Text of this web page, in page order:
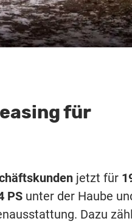
für
jetzt für
PS unter der Haube
Dazu